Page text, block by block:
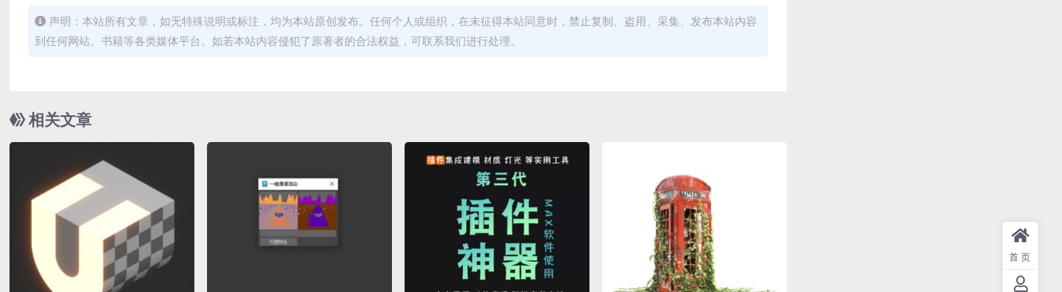
声明：本站所有文章，如无特殊说明或标注，均为本站原创发布。任何个人或组织，在未征得本站同意时，禁止复制、盗用、采集、发布本站内容
到任何网站、书籍等各类媒体平台。如若本站内容侵犯了原著者的合法权益，可联系我们进行处理。
相关文章
首页